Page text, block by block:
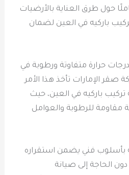
حول طرق العناية بالأرضيات
باركيه في العين لضمان
حرارة متفاوتة ورطوبة في
الإمارات تأخذ هذا الأمر
تركيب باركيه في العين، حيث
مقاومة للرطوبة والعوامل
بأسلوب فني يضمن استقراره
الحاجة إلى صيانة